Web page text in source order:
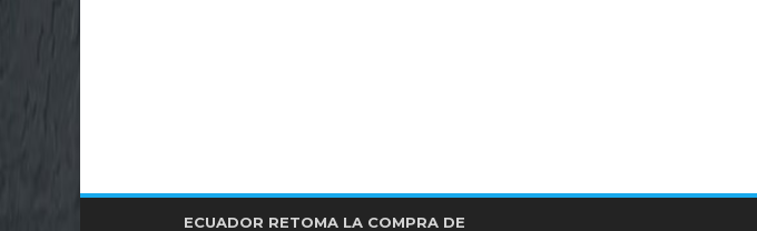
ECUADOR RETOMA LA COMPRA DE
FISCALÍA CONFIRMA INVESTIGACIONES